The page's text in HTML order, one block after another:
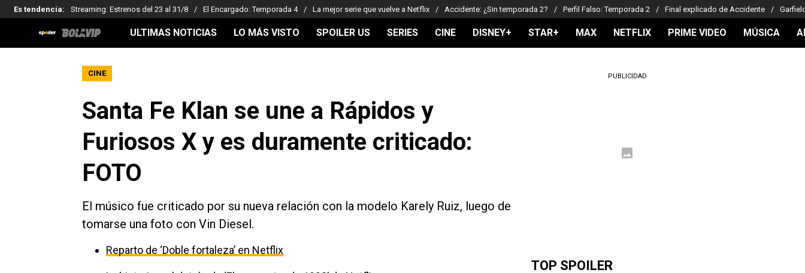
Es tendencia: Streaming: Estrenos del 23 al 31/8 El Encargado: Temporada 4 La mejor serie que vuelve a Netflix Accidente: ¿Sin temporada 2? Perfil Falso: Temporada 2 Final explicado de Accidente
ULTIMAS NOTICIAS LO MÁS VISTO SPOILER US SERIES CINE DISNEY+ STAR+ MAX NETFLIX PRIME VIDEO MÚSICA
CINE
Santa Fe Klan se une a Rápidos y
Furiosos X y es duramente criticado:
FOTO
El músico fue criticado por su nueva relación con la modelo Karely Ruiz, luego de
tomarse una foto con Vin Diesel.
Reparto de ‘Doble fortaleza’ en Netflix
PUBLICIDAD
TOP SPOILER